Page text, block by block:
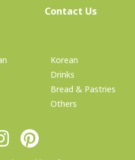
Contact Us
Korean
Drinks
Bread & Pastries
Others